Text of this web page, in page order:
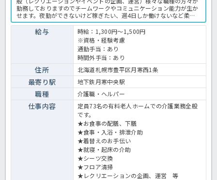
勤務しておりますのでチームワークやコミュニケーション能力が生か
せます。夜勤ができないけど稼ぎたい、週4日しか働けないなど柔軟
に対応します。少しでもご興味ある方はお気軽にほっ介護までお問合
せください！ 有料老人ホームでの介護業務全般です。 ＜介護職 派
遣 有料老人ホームの求人＞
給与
時給：1,300円～1,500円
※資格・経験考慮
通勤手当：あり
時間外手当：あり
住所 北海道札幌市豊平区月寒西1条
最寄り駅 地下鉄月寒中央駅
職種 介護職・ヘルパー
仕事内容
定員73名の有料老人ホームでの介護業務全般
です。
★お食事の配膳、下膳
★食事・入浴・排泄介助
★着替えのお手伝い
★就寝・起床の介助
★シーツ交換
★フロア清掃
★レクリエーションの企画、運営 等